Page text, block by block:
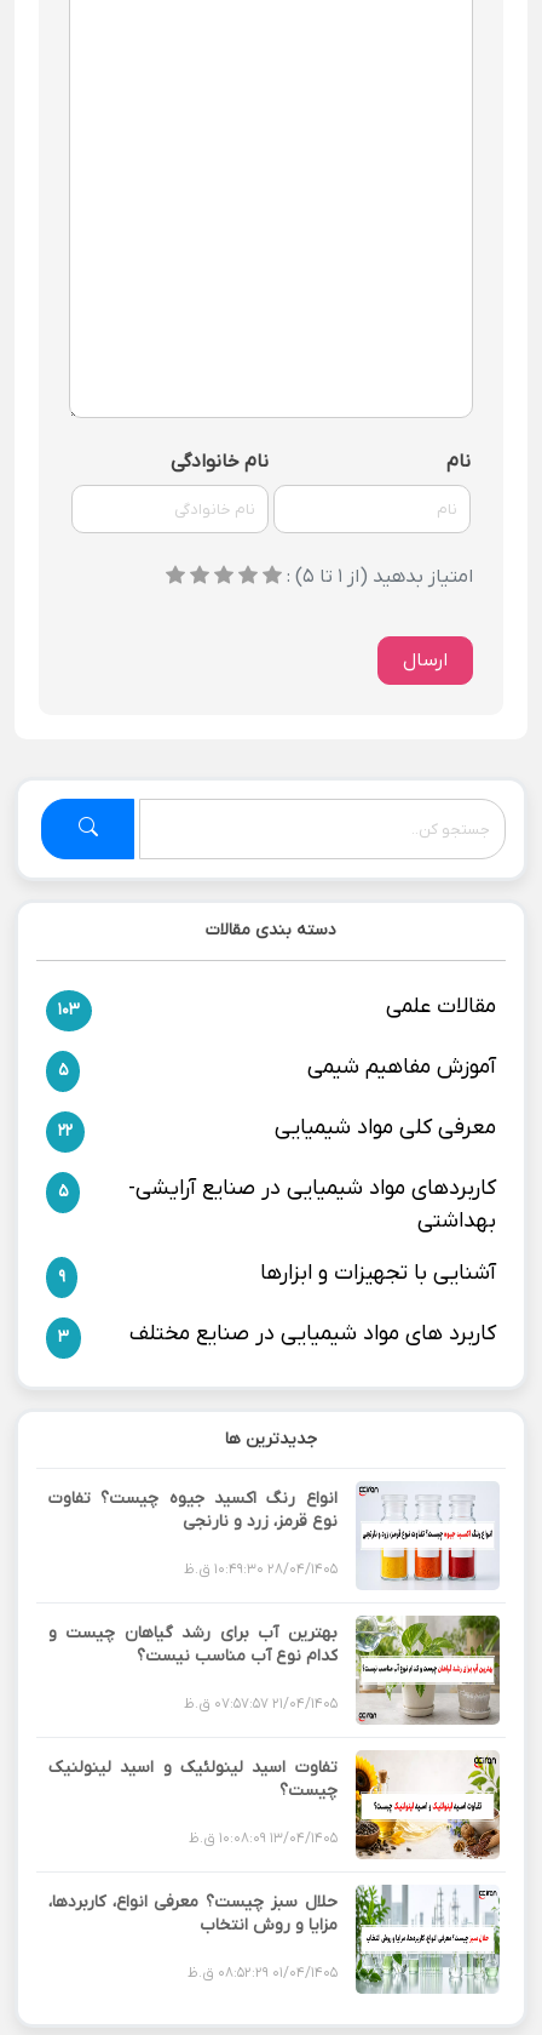
دسته بندی مقالات
مقالات علمی 103
آموزش مفاهیم شیمی 5
معرفی کلی مواد شیمیایی 22
کاربردهای مواد شیمیایی در صنایع آرایشی-
بهداشتی
5
آشنایی با تجهیزات و ابزارها 9
کاربرد های مواد شیمیایی در صنایع مختلف 3
جدیدترین ها
انواع رنگ اکسید جیوه چیست؟ تفاوت
نوع قرمز، زرد و نارنجی
28/04/1405 10:49:30 ق.ظ
بهترین آب برای رشد گیاهان چیست و
کدام نوع آب مناسب نیست؟
21/04/1405 07:57:57 ق.ظ
تفاوت اسید لینولئیک و اسید لینولنیک
چیست؟
13/04/1405 10:08:09 ق.ظ
حلال سبز چیست؟ معرفی انواع، کاربردها،
مزایا و روش انتخاب
01/04/1405 08:52:29 ق.ظ
نام نام خانوادگی
امتیاز بدهید (از 1 تا 5) :
ارسال